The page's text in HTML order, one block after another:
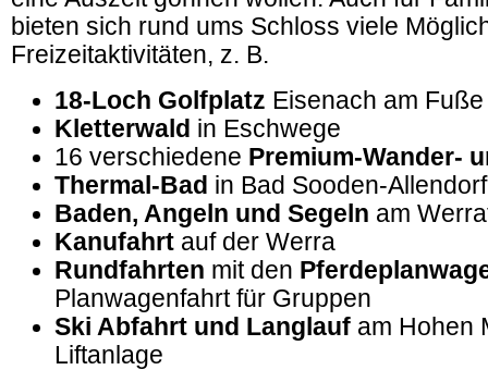
bieten sich rund ums Schloss viele
Freizeitaktivitäten, z. B.
18-Loch Golfplatz Eisenach am
Kletterwald in Eschwege
16 verschiedene Premium-Wander-
Thermal-Bad in Bad Sooden-Allendorf
Baden, Angeln und Segeln am
Kanufahrt auf der Werra
Rundfahrten mit den
Planwagenfahrt für Gruppen
Ski Abfahrt und Langlauf am Hohen
Liftanlage